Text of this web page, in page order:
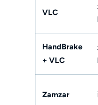
VLC
HandBrake
+ VLC
Zamzar